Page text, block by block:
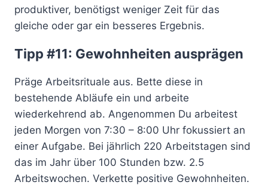
produktiver, benötigst weniger Zeit für das
gleiche oder gar ein besseres Ergebnis.
Tipp #11: Gewohnheiten ausprägen
Präge Arbeitsrituale aus. Bette diese in
bestehende Abläufe ein und arbeite
wiederkehrend ab. Angenommen Du arbeitest
jeden Morgen von 7:30 – 8:00 Uhr fokussiert an
einer Aufgabe. Bei jährlich 220 Arbeitstagen sind
das im Jahr über 100 Stunden bzw. 2.5
Arbeitswochen. Verkette positive Gewohnheiten.